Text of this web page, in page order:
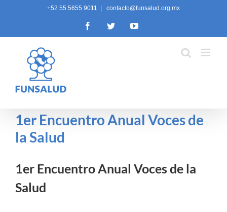
+52 55 5655 9011 contacto@funsalud.org.mx
FacebookTwitterYouTube
1er Encuentro Anual Voces de
la Salud
1er Encuentro Anual Voces de la
Salud